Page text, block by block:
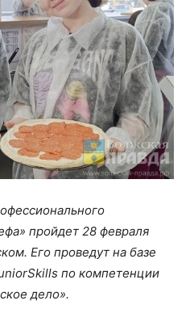
пройдет 28 февраля
Его проведут на базе
по компетенции
дело».